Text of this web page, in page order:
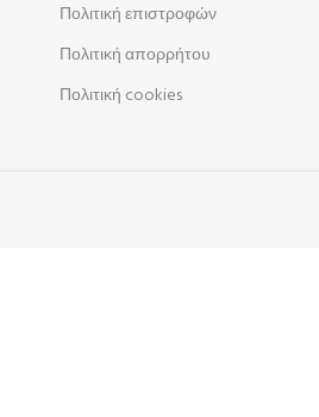
Πολιτική επιστροφών
Πολιτική απορρήτου
Πολιτική cookies